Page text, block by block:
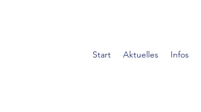
Start Aktuelles Infos